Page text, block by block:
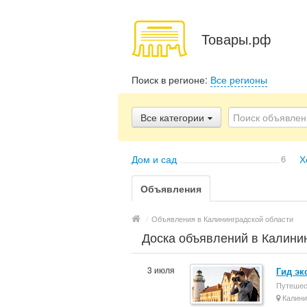
Товары.рф
Поиск в регионе: Все регионы
Все категории
Дом и сад 6
Объявления
/ Объявления в Калининградской области
Доска объявлений в
3 июля Гид